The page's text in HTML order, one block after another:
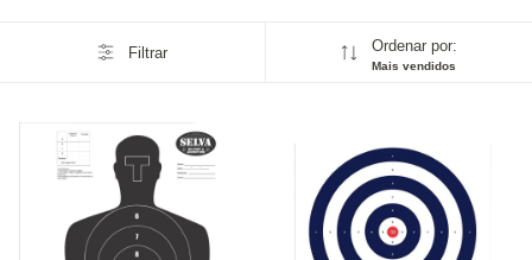
Filtrar Ordenar por:
Mais vendidos